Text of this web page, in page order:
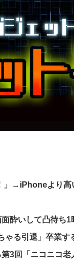
」→iPhoneより高
酔いして凸待ち
る引退」卒業
3回「ニコニコ